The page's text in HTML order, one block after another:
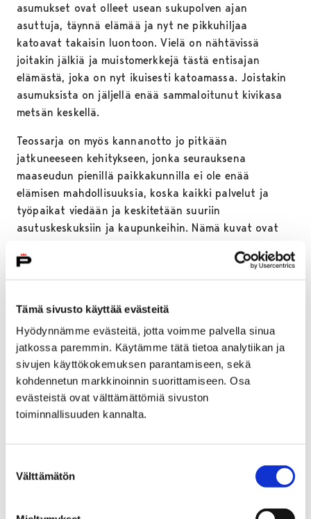
Tämä sivusto käyttää evästeitä
Hyödynnämme evästeitä, jotta voimme palvella sinua
jatkossa paremmin. Käytämme tätä tietoa analytiikan ja
sivujen käyttökokemuksen parantamiseen, sekä
kohdennetun markkinoinnin suorittamiseen. Osa
evästeistä ovat välttämättömiä sivuston
toiminnallisuuden kannalta.
valinta
Välttämätön
asumukset ovat olleet usean sukupolven ajan
asuttuja, täynnä elämää ja nyt ne pikkuhiljaa
katoavat takaisin luontoon. Vielä on nähtävissä
joitakin jälkiä ja muistomerkkejä tästä entisajan
elämästä, joka on nyt ikuisesti katoamassa. Joistakin
asumuksista on jäljellä enää sammaloitunut kivikasa
metsän keskellä.
Teossarja on myös kannanotto jo pitkään
jatkuneeseen kehitykseen, jonka seurauksena
maaseudun pienillä paikkakunnilla ei ole enää
elämisen mahdollisuuksia, koska kaikki palvelut ja
työpaikat viedään ja keskitetään suuriin
asutuskeskuksiin ja kaupunkeihin. Nämä kuvat ovat
tulevaisuudessa näyttää yhä lisääntyvässä määrin
tältä.
Kuljen metsässä koirieni kanssa joka päivä ja tämän
teossarjan koko idea ja tunnelma on syntynyt siellä.
Se on näkemisen ja kokemisen, unien ja muistikuvien
synnyttämä kokonaisuus, mutta silti todellisuutta.
Teossarjan filosofisena ideana on myös muistutus
kuvanveistäjäksi valmistunut Martti Matilainen on
viime vuosina tehnyt enimmäkseen valokuvataidetta.